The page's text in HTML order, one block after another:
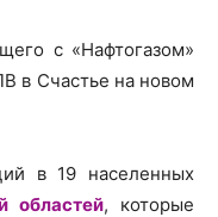
с «Нафтогазом»
в Счастье на новом
в 19 населенных
областей, которые